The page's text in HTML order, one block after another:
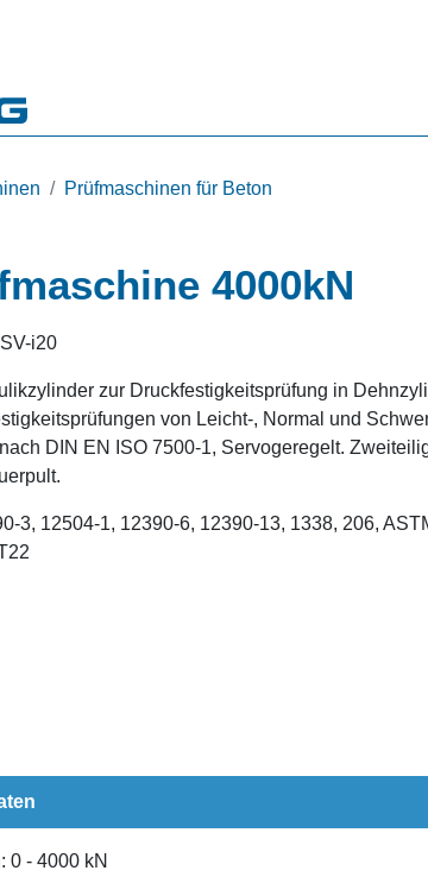
Prüfmaschinen für Beton
4000kN
i20
zur Druckfestigkeitsprüfung in
von Leicht-, Normal und
DIN EN ISO 7500-1, Servogeregelt.
3, 12504-1, 12390-6, 12390-13, 1338, 206,
0 - 4000 kN